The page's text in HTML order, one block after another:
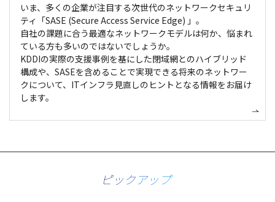
いま、多くの企業が注目する次世代のネットワークセキュリ
ティ「SASE (Secure Access Service Edge) 」。
自社の課題に合う最適なネットワークモデルは何か、悩まれ
ている方も多いのではないでしょうか。
KDDIの実際の支援事例を基にした閉域網とのハイブリッド
構成や、SASEを含めることで実現できる将来のネットワー
クについて、ITインフラ見直しのヒントとなる情報をお届け
します。
ピックアップ